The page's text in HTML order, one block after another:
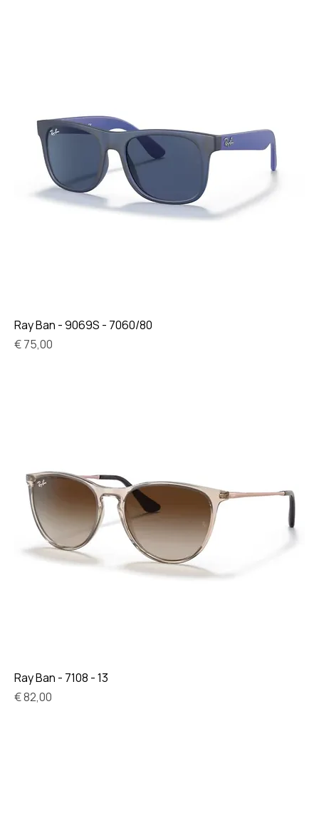
Ray Ban - 9069S - 7060/80
Prijs
€ 75,00
Ray Ban - 7108 - 13
Prijs
€ 82,00